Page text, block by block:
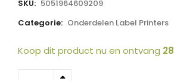
SKU: 5051964609209
Categorie: Onderdelen Label Printers
Koop dit product nu en ontvang 28